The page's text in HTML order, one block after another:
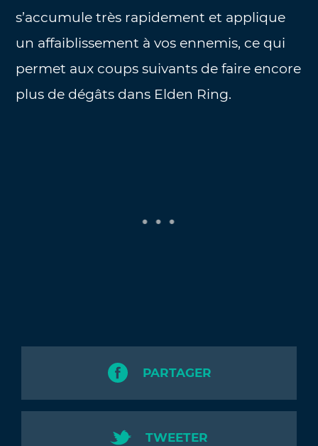
s’accumule très rapidement et applique
un affaiblissement à vos ennemis, ce qui
permet aux coups suivants de faire encore
plus de dégâts dans Elden Ring.
PARTAGER
TWEETER